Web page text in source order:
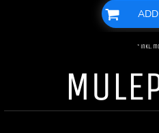
* inkl.